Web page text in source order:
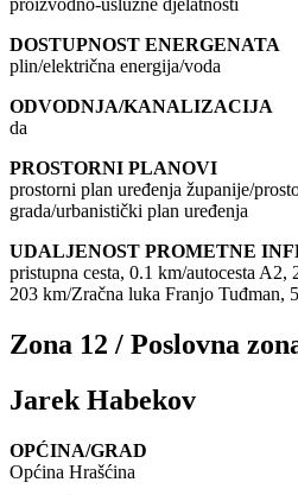
DOSTUPNOST ENERGENATA
plin/električna energija/voda
ODVODNJA/KANALIZACIJA
da
PROSTORNI PLANOVI
prostorni plan uređenja županije/
grada/urbanistički plan uređenja
UDALJENOST PROMETNE
pristupna cesta, 0.1 km/autocesta
203 km/Zračna luka Franjo Tuđman,
Zona 12 / Poslovna
Jarek Habekov
OPĆINA/GRAD
Općina Hrašćina